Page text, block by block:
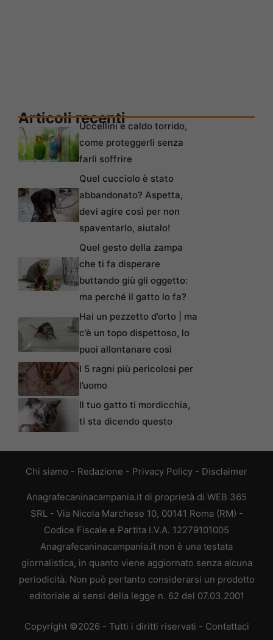
Articoli recentiUccellini e caldo torrido,
come proteggerli senza
farli soffrire
Quel cucciolo è stato
abbandonato? Aspetta,
devi agire così per non
spaventarlo, aiutalo!
Quel gesto della zampa
che ti fa disperare
buttando giù gli oggetto:
ma perché il gatto lo fa?
Hai un pezzetto d’orto | ma
c’è un topo dispettoso, lo
puoi allontanare così
I 5 ragni più pericolosi per
l’uomo
Il tuo gatto ti mordicchia,
ti sta dicendo questo
Chi siamo - Redazione - Privacy Policy - Disclaimer
Anagrafecaninacampania.it di proprietà di WEB 365
SRL - Via Nicola Marchese 10, 00141 Roma (RM) -
Codice Fiscale e Partita I.V.A. 12279101005
Anagrafecaninacampania.it non è una testata
giornalistica, in quanto viene aggiornato senza alcuna
periodicità. Non può pertanto considerarsi un prodotto
editoriale ai sensi della legge n. 62 del 07.03.2001
Copyright ©2026 - Tutti i diritti riservati - Contattaci